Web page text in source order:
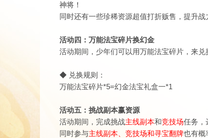
神将！
同时还有一些珍稀资源超值打折贩售，提升战
活动四：万能法宝碎片换幻金
活动期间，少年们可以用万能法宝碎片，来
◆ 兑换规则：
万能法宝碎片*5=幻金法宝礼盒一*1
活动五：挑战副本赢资源
活动期间，完成挑战主线副本和竞技场任务，
​同时参与主线副本、竞技场和寻宝翻牌也有概